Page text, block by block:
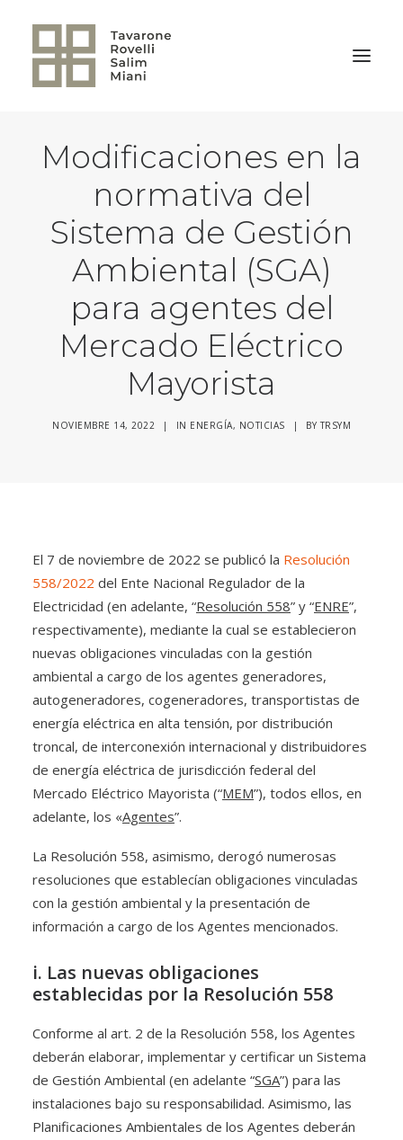
VOLVER A LA HOME
Modificaciones en la
normativa del
Sistema de Gestión
Ambiental (SGA)
para agentes del
Mercado Eléctrico
Mayorista
NOVIEMBRE 14, 2022 | IN ENERGÍA, NOTICIAS | BYTRSYM
El 7 de noviembre de 2022 se publicó la Resolución
558/2022 del Ente Nacional Regulador de la
Electricidad (en adelante, “Resolución 558” y “ENRE”,
respectivamente), mediante la cual se establecieron
nuevas obligaciones vinculadas con la gestión
ambiental a cargo de los agentes generadores,
autogeneradores, cogeneradores, transportistas de
energía eléctrica en alta tensión, por distribución
troncal, de interconexión internacional y distribuidores
de energía eléctrica de jurisdicción federal del
Mercado Eléctrico Mayorista (“MEM”), todos ellos, en
adelante, los «Agentes”.
La Resolución 558, asimismo, derogó numerosas
resoluciones que establecían obligaciones vinculadas
con la gestión ambiental y la presentación de
información a cargo de los Agentes mencionados.
i. Las nuevas obligaciones
establecidas por la Resolución 558
Conforme al art. 2 de la Resolución 558, los Agentes
deberán elaborar, implementar y certificar un Sistema
de Gestión Ambiental (en adelante “SGA”) para las
instalaciones bajo su responsabilidad. Asimismo, las
Planificaciones Ambientales de los Agentes deberán